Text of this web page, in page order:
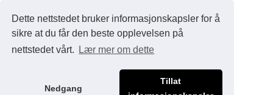
Dette nettstedet bruker informasjonskapsler for å
sikre at du får den beste opplevelsen på
nettstedet vårt.
Lær mer om dette
Nedgang
Tillat